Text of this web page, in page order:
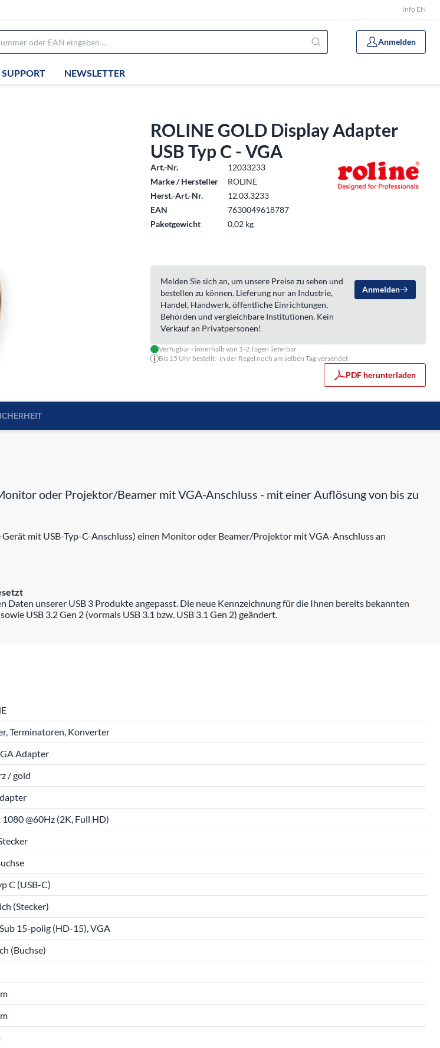
Info EN
Anmelden
SUPPORT NEWSLETTER
ROLINE GOLD Display Adapter
USB Typ C - VGA
Art.-Nr.
12033233
Marke / Hersteller
ROLINE
Herst.-Art.-Nr.
12.03.3233
EAN
7630049618787
Paketgewicht
0,02 kg
Melden Sie sich an, um unsere Preise zu sehen und
bestellen zu können. Lieferung nur an Industrie,
Handel, Handwerk, öffentliche Einrichtungen,
Behörden und vergleichbare Institutionen. Kein
Verkauf an Privatpersonen!
Anmelden
Verfügbar - innerhalb von 1-2 Tagen lieferbar
Bis 15 Uhr bestellt - in der Regel noch am selben Tag versendet
PDF herunterladen
oder Projektor/Beamer mit VGA-Anschluss - mit einer Auflösung von bis zu
mit USB-Typ-C-Anschluss) einen Monitor oder Beamer/Projektor mit VGA-Anschluss an
unserer USB 3 Produkte angepasst. Die neue Kennzeichnung für die Ihnen bereits bekannten
USB 3.2 Gen 2 (vormals USB 3.1 bzw. USB 3.1 Gen 2) geändert.
Terminatoren, Konverter
Adapter
/ gold
1080 @60Hz (2K, Full HD)
C (USB-C)
(Stecker)
15-polig (HD-15), VGA
(Buchse)